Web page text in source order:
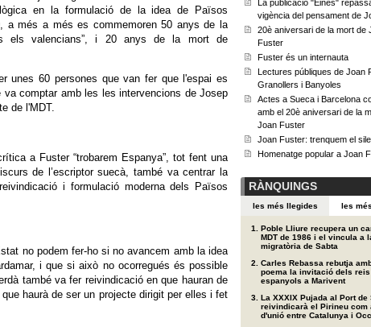
en la formulació de la idea de Països
a més a més es commemoren 50 anys de la
els valencians”, i 20 anys de la mort de
unes 60 persones que van fer que l'espai es
comptar amb les les intervencions de Josep
de l'MDT.
a Fuster “trobarem Espanya”, tot fent una
de l’escriptor suecà, també va centrar la
i formulació moderna dels Països
no podem fer-ho si no avancem amb la idea
i que si això no ocorregués és possible
també va fer reivindicació en que hauran de
haurà de ser un projecte dirigit per elles i fet
La publicació "Eines"
vigència del pensament de
20è aniversari de la mort de
Fuster
Fuster és un internauta
Lectures públiques de Joan
Granollers i Banyoles
Actes a Sueca i Barcelona
amb el 20è aniversari de la
Joan Fuster
Joan Fuster: trenquem el
Homenatge popular a Joan
RÀNQUINGS
les més llegides les
Poble Lliure recupera un
MDT de 1986 i el vincula a
migratòria de Sabta
Carles Rebassa rebutja
poema la invitació dels reis
espanyols a Marivent
La XXXIX Pujada al Port de
reivindicarà el Pirineu com
d'unió entre Catalunya i